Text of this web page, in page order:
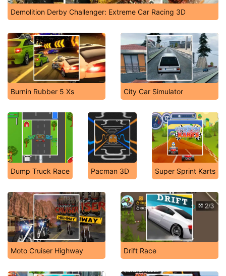
Demolition Derby Challenger: Extreme Car Racing 3D
Burnin Rubber 5 Xs City Car Simulator
Dump Truck Race Pacman 3D Super Sprint Karts
Moto Cruiser Highway Drift Race